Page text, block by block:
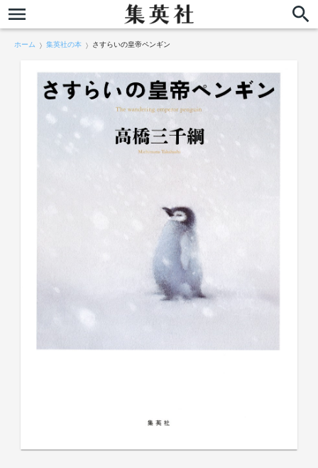
ホーム 集英社の本 さすらいの皇帝ペンギン